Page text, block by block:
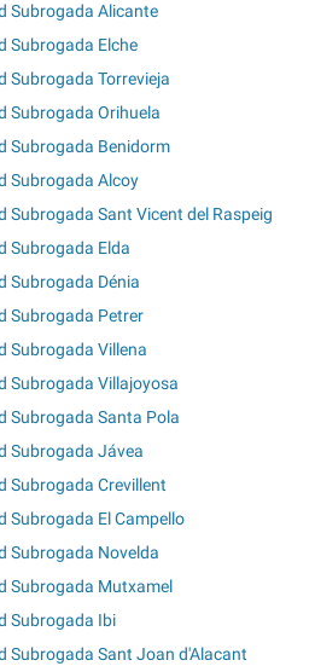
Subrogada Alicante
Subrogada Elche
Subrogada Torrevieja
Subrogada Orihuela
Subrogada Benidorm
Subrogada Alcoy
Subrogada Sant Vicent del Raspeig
Subrogada Elda
Subrogada Dénia
Subrogada Petrer
Subrogada Villena
Subrogada Villajoyosa
Subrogada Santa Pola
Subrogada Jávea
Subrogada Crevillent
Subrogada El Campello
Subrogada Novelda
Subrogada Mutxamel
Subrogada Ibi
Subrogada Sant Joan d'Alacant